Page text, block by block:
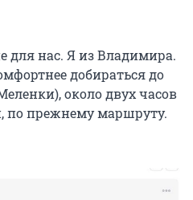
для нас. Я из Владимира.
добираться до
около двух часов
по прежнему маршруту.